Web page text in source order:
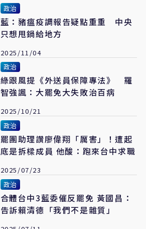
政治
藍：豬瘟疫調報告疑點重重 中央
只想甩鍋給地方
2025/11/04
政治
綠跟風提《外送員保障專法》 羅
智強諷：大罷免大失敗治百病
2025/10/21
政治
罷團助理讚廖偉翔「厲害」！遭起
底是拆樑成員 他酸：跑來台中求職
2025/07/23
政治
合體台中3藍委催反罷免 黃國昌：
告訴賴清德「我們不是雜質」